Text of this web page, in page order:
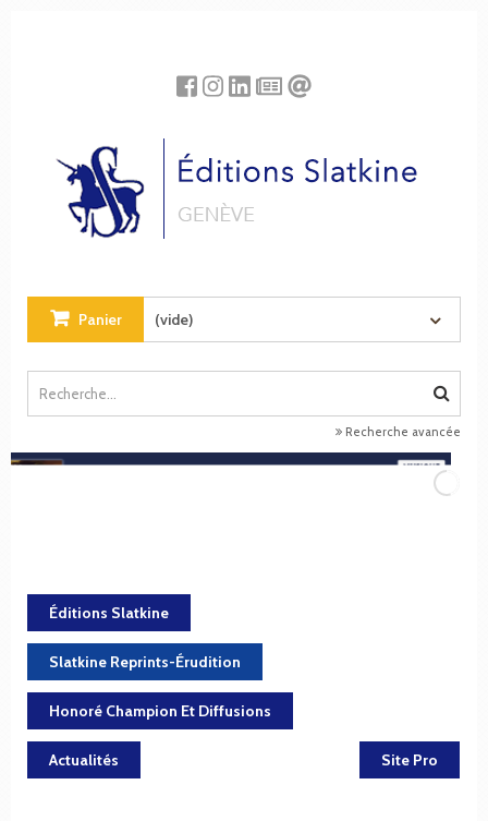
Panier (vide)
Recherche avancée
Éditions Slatkine
Slatkine Reprints-Érudition
Honoré Champion Et Diffusions
Actualités Site Pro